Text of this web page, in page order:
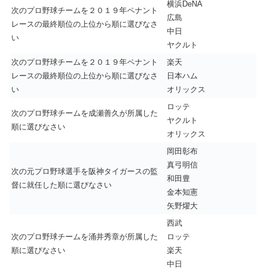
次のプロ野球チームを２０１９年ペナント
レースの最終順位の上位から順に選びなさ
い
横浜DeNA
広島
中日
ヤクルト
次のプロ野球チームを２０１９年ペナント
レースの最終順位の上位から順に選びなさ
い
楽天
日本ハム
オリックス
次のプロ野球チームを成瀬善久が所属した
順に選びなさい
ロッテ
ヤクルト
オリックス
次の元プロ野球選手を阪神タイガースの監
督に就任した順に選びなさい
岡田彰布
真弓明信
和田豊
金本知憲
矢野燿大
次のプロ野球チームを涌井秀章が所属した
順に選びなさい
西武
ロッテ
楽天
中日